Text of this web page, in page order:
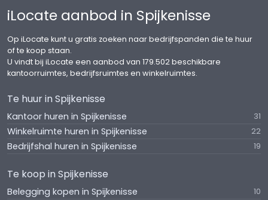
iLocate aanbod in Spijkenisse
Op iLocate kunt u gratis zoeken naar bedrijfspanden die te huur
of te koop staan.
U vindt bij iLocate een aanbod van 179.502 beschikbare
kantoorruimtes, bedrijfsruimtes en winkelruimtes.
Te huur in Spijkenisse
Kantoor huren in Spijkenisse 31
Winkelruimte huren in Spijkenisse 22
Bedrijfshal huren in Spijkenisse 19
Te koop in Spijkenisse
Belegging kopen in Spijkenisse 10